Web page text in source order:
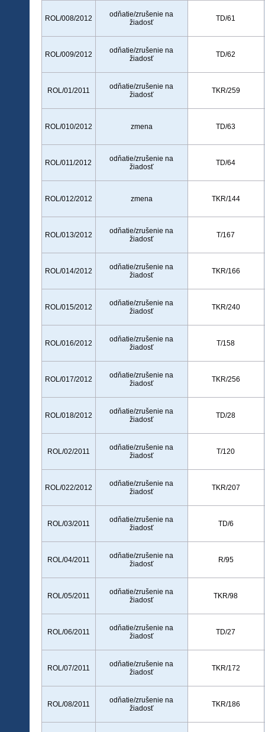
ROL/008/2012
odňatie/zrušenie na
žiadosť
TD/61
ROL/009/2012
odňatie/zrušenie na
žiadosť
TD/62
ROL/01/2011
odňatie/zrušenie na
žiadosť
TKR/259
ROL/010/2012 zmena TD/63
ROL/011/2012
odňatie/zrušenie na
žiadosť
TD/64
ROL/012/2012 zmena TKR/144
ROL/013/2012
odňatie/zrušenie na
žiadosť
T/167
ROL/014/2012
odňatie/zrušenie na
žiadosť
TKR/166
ROL/015/2012
odňatie/zrušenie na
žiadosť
TKR/240
ROL/016/2012
odňatie/zrušenie na
žiadosť
T/158
ROL/017/2012
odňatie/zrušenie na
žiadosť
TKR/256
ROL/018/2012
odňatie/zrušenie na
žiadosť
TD/28
ROL/02/2011
odňatie/zrušenie na
žiadosť
T/120
ROL/022/2012
odňatie/zrušenie na
žiadosť
TKR/207
ROL/03/2011
odňatie/zrušenie na
žiadosť
TD/6
ROL/04/2011
odňatie/zrušenie na
žiadosť
R/95
ROL/05/2011
odňatie/zrušenie na
žiadosť
TKR/98
ROL/06/2011
odňatie/zrušenie na
žiadosť
TD/27
ROL/07/2011
odňatie/zrušenie na
žiadosť
TKR/172
ROL/08/2011
odňatie/zrušenie na
žiadosť
TKR/186